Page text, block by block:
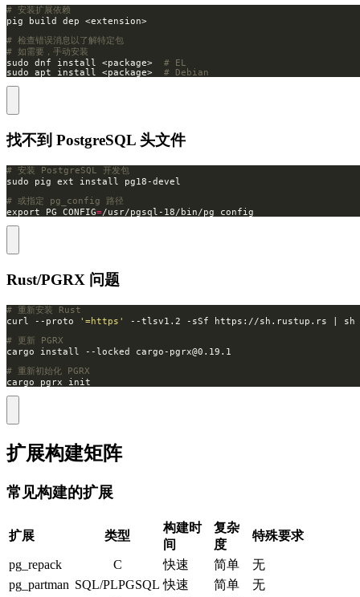
# 安装扩展依赖
# 检查错误消息以了解特定包
# 如需要，手动安装
sudo dnf install <package> # EL
sudo apt install <package> # Debian
找不到 PostgreSQL 头文件
# 安装 PostgreSQL 开发包
# 或指定 pg_config 路径
export PG_CONFIG=/usr/pgsql-18/bin/pg_config
Rust/PGRX 问题
# 重新安装 Rust
curl --proto
'=https'
# 更新 PGRX
cargo install --locked cargo-pgrx@0.19.1
# 重新初始化 PGRX
cargo pgrx init
扩展构建矩阵
常见构建的扩展
扩展 类型
构建时
间
复杂
度
特殊要求
pg_repack C 快速 简单
无
pg_partman SQL/PLPGSQL 快速 简单
无